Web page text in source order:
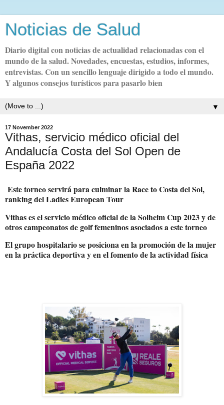
Noticias de Salud
Diario digital con noticias de actualidad relacionadas con el
mundo de la salud. Novedades, encuestas, estudios, informes,
entrevistas. Con un sencillo lenguaje dirigido a todo el mundo.
Y algunos consejos turísticos para pasarlo bien
▼
17 November 2022
Vithas, servicio médico oficial del
Andalucía Costa del Sol Open de
España 2022
Este torneo servirá para culminar la Race to Costa del Sol,
ranking del Ladies European Tour
Vithas es el servicio médico oficial de la Solheim Cup 2023 y de
otros campeonatos de golf femeninos asociados a este torneo
El grupo hospitalario se posiciona en la promoción de la mujer
en la práctica deportiva y en el fomento de la actividad física